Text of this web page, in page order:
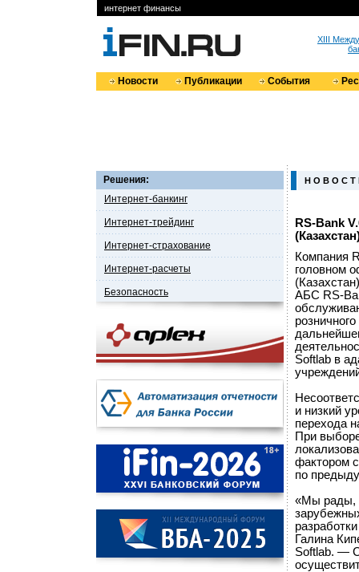
интернет финансы
XIII
Новости Публикации События
Решения:
Интернет-банкинг
Интернет-трейдинг
Интернет-страхование
Интернет-расчеты
Безопасность
Н О В О С Т
RS-Bank
Компания
головном
АБС RS-
Softlab в
и низкий
перехода
При
фактором
по
«Мы рады,
Галина
Softlab. —